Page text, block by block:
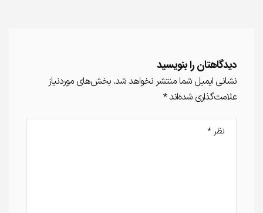
دیدگاهتان را بنویسید
نشانی ایمیل شما منتشر نخواهد شد. بخش‌های موردنیاز
علامت‌گذاری شده‌اند*